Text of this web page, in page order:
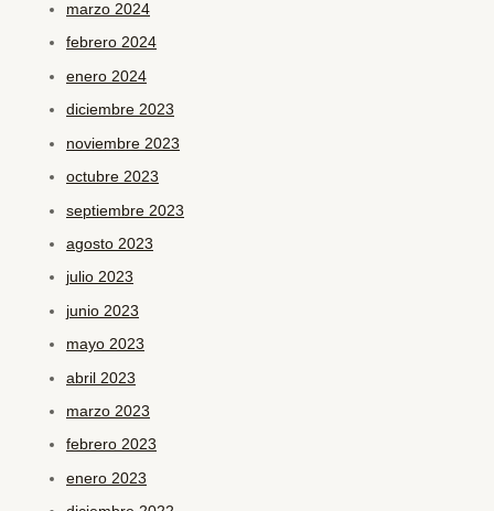
marzo 2024
febrero 2024
enero 2024
diciembre 2023
noviembre 2023
octubre 2023
septiembre 2023
agosto 2023
julio 2023
junio 2023
mayo 2023
abril 2023
marzo 2023
febrero 2023
enero 2023